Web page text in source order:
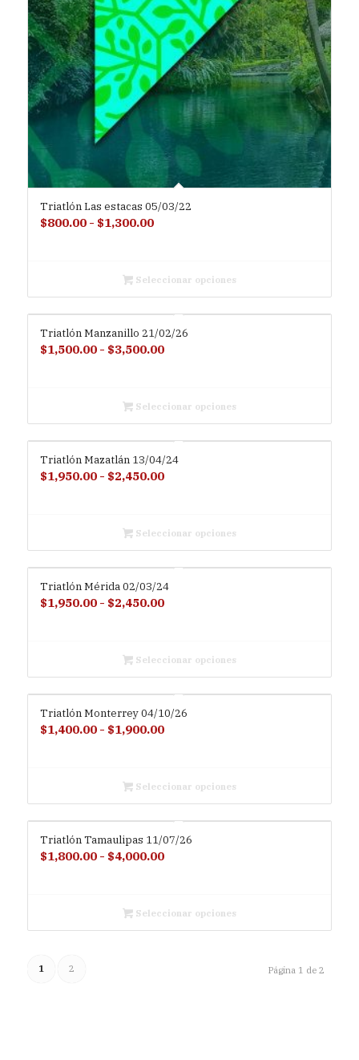
Triatlón Las estacas 05/03/22
$800.00 - $1,300.00Rango
desde
$800.00
hasta
$1,300.00
Seleccionar opciones
Triatlón Manzanillo 21/02/26
$1,500.00 - $3,500.00Rango
desde
$1,500.00
hasta
$3,500.00
Seleccionar opciones
Triatlón Mazatlán 13/04/24
$1,950.00 - $2,450.00Rango
desde
$1,950.00
hasta
$2,450.00
Seleccionar opciones
Triatlón Mérida 02/03/24
$1,950.00 - $2,450.00Rango
desde
$1,950.00
hasta
$2,450.00
Seleccionar opciones
Triatlón Monterrey 04/10/26
$1,400.00 - $1,900.00Rango
desde
$1,400.00
hasta
$1,900.00
Seleccionar opciones
Triatlón Tamaulipas 11/07/26
$1,800.00 - $4,000.00Rango
desde
$1,800.00
Seleccionar opciones
Página 1 de 2
1 2